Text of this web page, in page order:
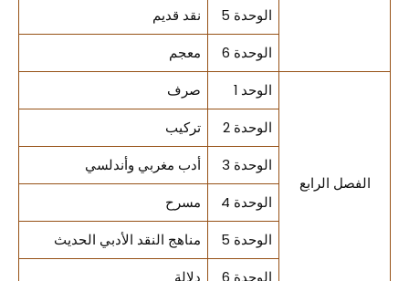
الوحدة 5 نقد قديم
الوحدة 6 معجم
الفصل الرابع
الوحد 1 صرف
الوحدة 2 تركيب
الوحدة 3 أدب مغربي وأندلسي
الوحدة 4 مسرح
الوحدة 5 مناهج النقد الأدبي الحديث
الوحدة 6 دلالة